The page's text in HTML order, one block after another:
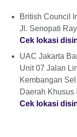
British Council
Jl. Senopati
Cek lokasi
UAC Jakarta
Unit 07 Jalan
Kembangan
Daerah Khusus
Cek lokasi